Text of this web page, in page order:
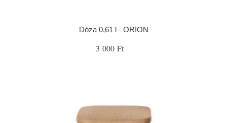
Dóza 0,61 l - ORION
3 000 Ft